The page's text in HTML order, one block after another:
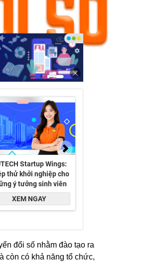
đổi số nhằm đào tạo ra
còn có khả năng tổ chức,